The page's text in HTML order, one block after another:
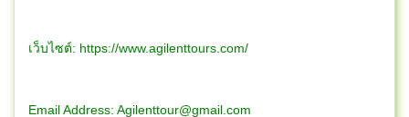
เว็บไซต์: https://www.agilenttours.com/
Email Address: Agilenttour@gmail.com